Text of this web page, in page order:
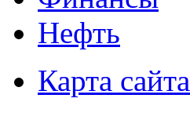
Нефть
Карта сайта